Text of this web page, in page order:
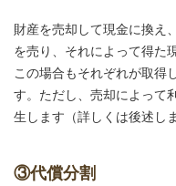
財産を売却して現金に換え
を売り、それによって得た
この場合もそれぞれが取得
す。ただし、売却によって
生します（詳しくは後述し
③代償分割